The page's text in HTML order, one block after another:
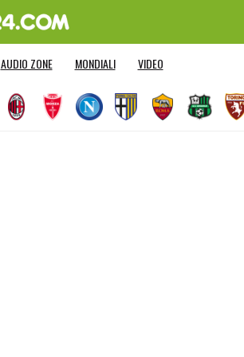
AUDIO ZONE MONDIALI VIDEO